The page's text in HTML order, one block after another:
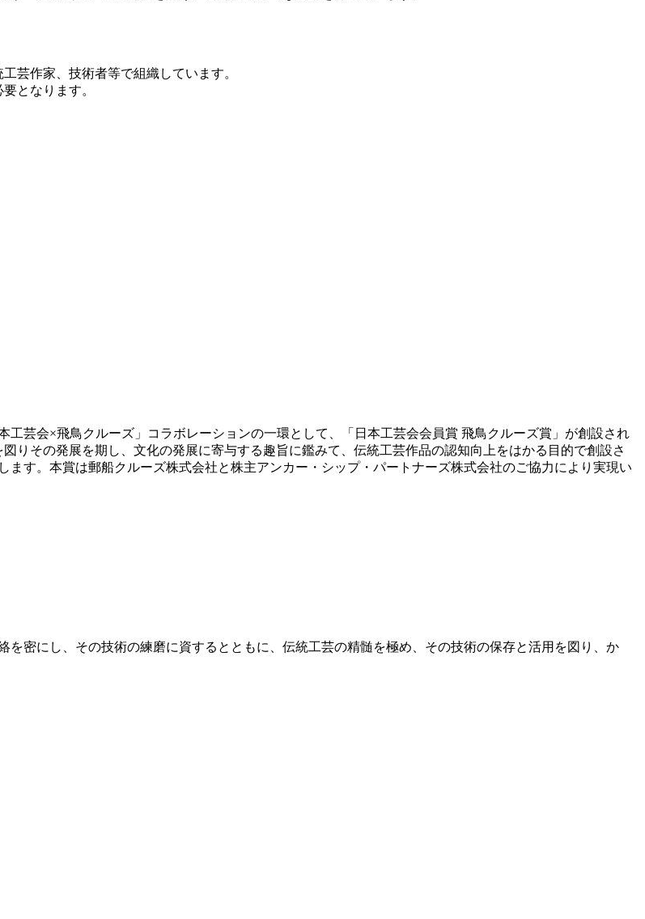
芸作家、技術者等で組織しています。
となります。
芸会×飛鳥クルーズ」コラボレーションの一環として、「日本工芸会会員賞 飛鳥クルーズ賞」が創設され
りその発展を期し、文化の発展に寄与する趣旨に鑑みて、伝統工芸作品の認知向上をはかる目的で創設さ
す。本賞は郵船クルーズ株式会社と株主アンカー・シップ・パートナーズ株式会社のご協力により実現い
密にし、その技術の練磨に資するとともに、伝統工芸の精髄を極め、その技術の保存と活用を図り、か